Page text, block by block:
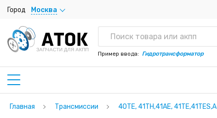
Город Москва
ЗАПЧАСТИ ДЛЯ АКПП
Пример ввода: Гидротрансформатор
Главная Трансмиссии 40TE, 41TH,41AE,